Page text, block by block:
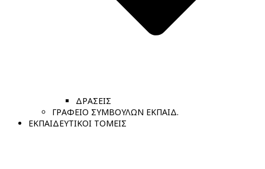
ΔΡΑΣΕΙΣ
ΓΡΑΦΕΙΟ ΣΥΜΒΟΥΛΩΝ ΕΚΠΑΙΔ.
ΕΚΠΑΙΔΕΥΤΙΚΟΙ ΤΟΜΕΙΣ